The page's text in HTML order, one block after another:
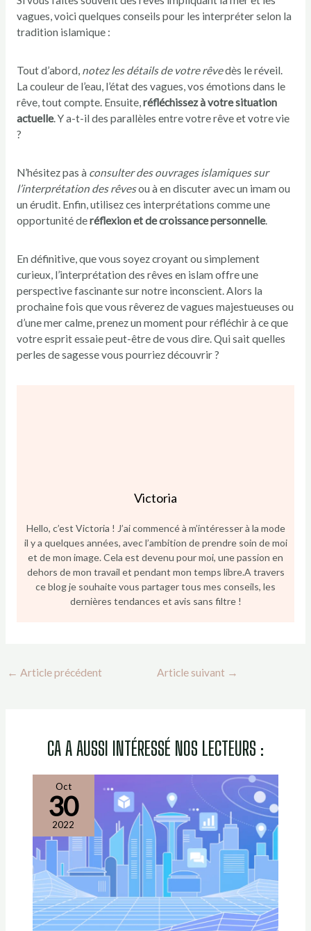
vagues, voici quelques conseils pour les interpréter selon la
tradition islamique :
Tout d’abord, notez les détails de votre rêvedès le réveil.
La couleur de l’eau, l’état des vagues, vos émotions dans le
rêve, tout compte. Ensuite,réfléchissez à votre situation
actuelle. Y a-t-il des parallèles entre votre rêve et votre vie
?
N’hésitez pas à consulter des ouvrages islamiques sur
l’interprétation des rêvesou à en discuter avec un imam ou
un érudit. Enfin, utilisez ces interprétations comme une
opportunité deréflexion et de croissance personnelle.
En définitive, que vous soyez croyant ou simplement
curieux, l’interprétation des rêves en islam offre une
perspective fascinante sur notre inconscient. Alors la
prochaine fois que vous rêverez de vagues majestueuses ou
d’une mer calme, prenez un moment pour réfléchir à ce que
votre esprit essaie peut-être de vous dire. Qui sait quelles
perles de sagesse vous pourriez découvrir ?
Victoria
Hello, c’est Victoria ! J’ai commencé à m’intéresser à la mode
il y a quelques années, avec l’ambition de prendre soin de moi
et de mon image. Cela est devenu pour moi, une passion en
dehors de mon travail et pendant mon temps libre.A travers
ce blog je souhaite vous partager tous mes conseils, les
dernières tendances et avis sans filtre !
← Article précédent Article suivant →
CA A AUSSI INTÉRESSÉ NOS LECTEURS :
Oct
30
2022